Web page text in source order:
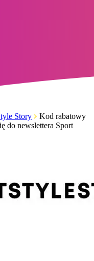
Story
Kod rabatowy
do newslettera Sport